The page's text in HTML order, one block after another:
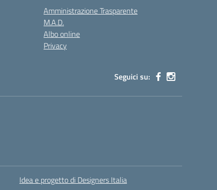
Amministrazione Trasparente
M.A.D.
Albo online
Privacy
Seguici su:
Idea e progetto di Designers Italia